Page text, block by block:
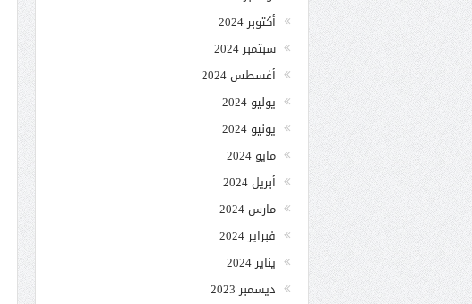
أكتوبر 2024
سبتمبر 2024
أغسطس 2024
يوليو 2024
يونيو 2024
مايو 2024
أبريل 2024
مارس 2024
فبراير 2024
يناير 2024
ديسمبر 2023